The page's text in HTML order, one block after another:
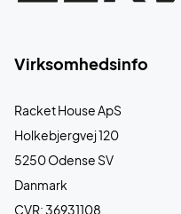
Virksomhedsinfo
Racket House ApS
Holkebjergvej 120
5250 Odense SV
Danmark
CVR: 36931108